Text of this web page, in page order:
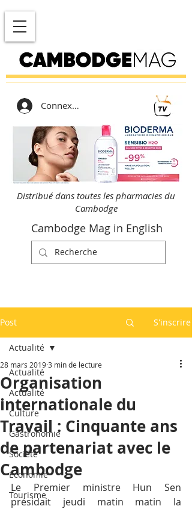
Connexion
Distribué dans toutes les pharmacies du
Cambodge
Cambodge Mag in English
Post S'inscrire
Actualité
Actualité
Culture
Gastronomie
Société
Economie
Tourisme
Actualité
Organisation
internationale du
Travail : Cinquante ans
de partenariat avec le
Cambodge
28 mars 20193 min de lecture
Le Premier ministre Hun Sen
présidait jeudi matin matin la